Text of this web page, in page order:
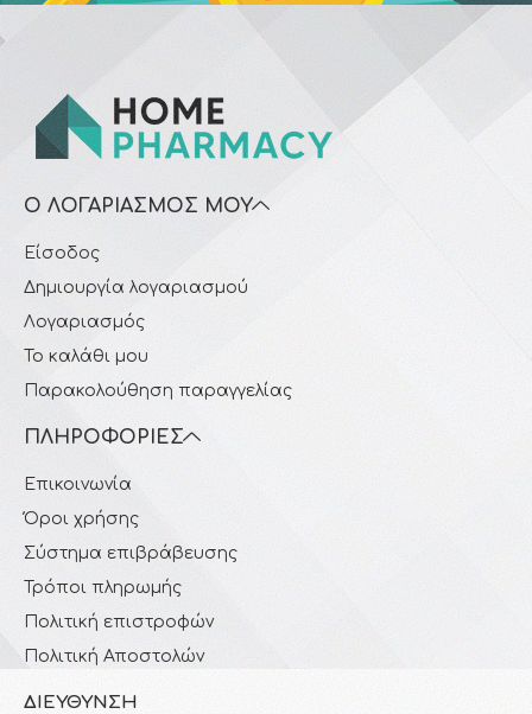
Ο ΛΟΓΑΡΙΑΣΜΌΣ ΜΟΥ
Είσοδος
Δημιουργία λογαριασμού
Λογαριασμός
Το καλάθι μου
Παρακολούθηση παραγγελίας
ΠΛΗΡΟΦΟΡΊΕΣ
Επικοινωνία
Όροι χρήσης
Σύστημα επιβράβευσης
Τρόποι πληρωμής
Πολιτική επιστροφών
Πολιτική Αποστολών
ΔΙΕΎΘΥΝΣΗ